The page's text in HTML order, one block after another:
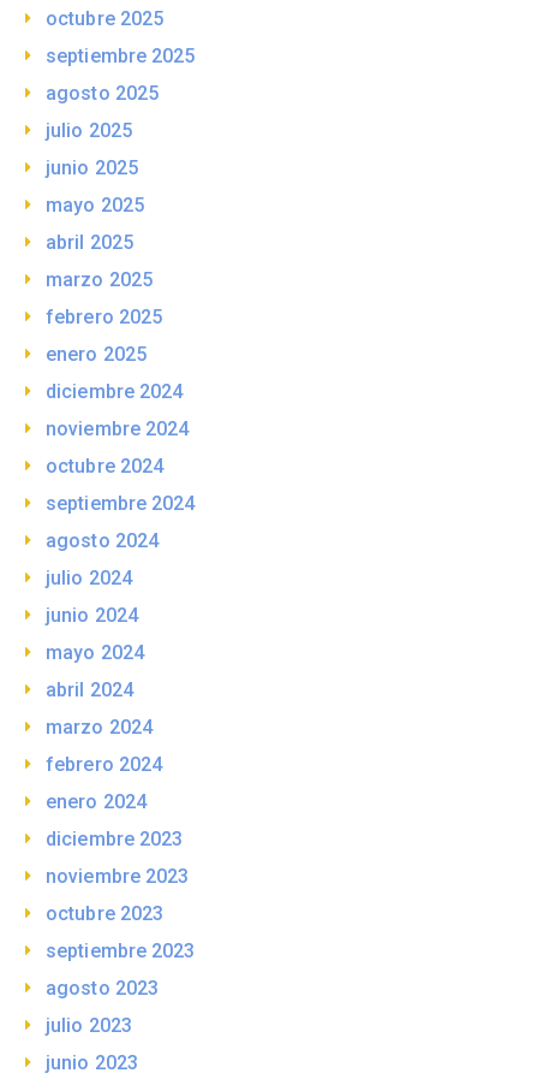
octubre 2025
septiembre 2025
agosto 2025
julio 2025
junio 2025
mayo 2025
abril 2025
marzo 2025
febrero 2025
enero 2025
diciembre 2024
noviembre 2024
octubre 2024
septiembre 2024
agosto 2024
julio 2024
junio 2024
mayo 2024
abril 2024
marzo 2024
febrero 2024
enero 2024
diciembre 2023
noviembre 2023
octubre 2023
septiembre 2023
agosto 2023
julio 2023
junio 2023